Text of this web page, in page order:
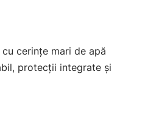
cerințe mari de apă
protecții integrate și